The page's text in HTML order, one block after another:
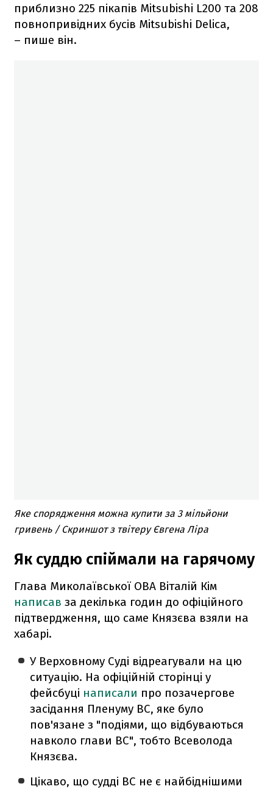
приблизно 225 пікапів Mitsubishi L200 та 208
повнопривідних бусів Mitsubishi Delica,
– пише він.
Яке спорядження можна купити за 3 мільйони
гривень / Скриншот з твітеру Євгена Ліра
Як суддю спіймали на гарячому
Глава Миколаївської ОВА Віталій Кім
написав за декілька годин до офіційного
підтвердження, що саме Князєва взяли на
хабарі.
У Верховному Суді відреагували на цю
ситуацію. На офіційній сторінці у
фейсбуці написали про позачергове
засідання Пленуму ВС, яке було
пов'язане з "подіями, що відбуваються
навколо глави ВС", тобто Всеволода
Князєва.
Цікаво, що судді ВС не є найбіднішими